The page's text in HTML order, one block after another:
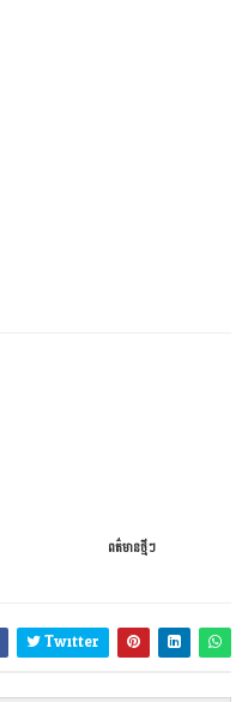
O
ពត៌មានថ្មីៗ
Twitter